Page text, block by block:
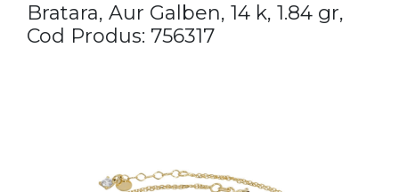
Bratari
BIJUTERII BARBATI
Bratara, Aur Galben, 14 k, 1.84 gr,
Cod Produs: 756317